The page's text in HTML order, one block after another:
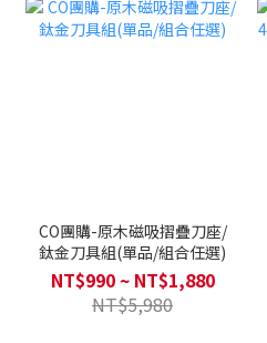
CO團購-原木磁吸摺疊刀座/
鈦金刀具組(單品/組合任選)
NT$990 ~ NT$1,880
NT$5,980